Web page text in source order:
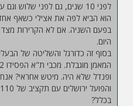
לפני 10 שנים, גם לפני שלוש וגם עכשיו. לא עושים כאלה.
הוא הביא לפה את אצילי כשאף
בפעם השניה. אם לא הקרירות
היום.
בסוף זה כדורגל והשליטה של
ופנדל שלא היה. מיטש אחראי?
בכלל?